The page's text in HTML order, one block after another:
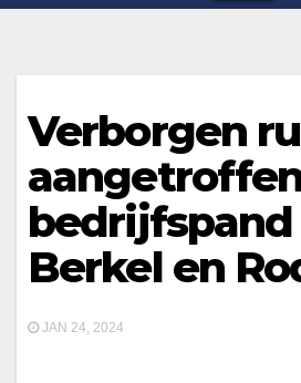
Verborgen
bedrijfspand
Berkel en
JAN 24, 2024